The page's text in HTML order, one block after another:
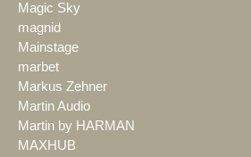
Magic Sky
magnid
Mainstage
marbet
Markus Zehner
Martin Audio
Martin by HARMAN
MAXHUB